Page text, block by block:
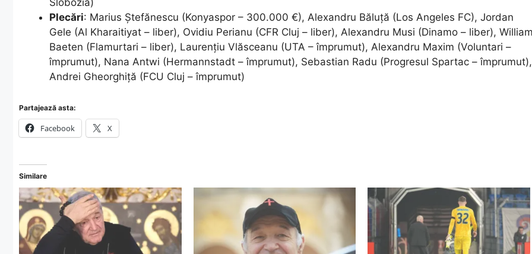
Slobozia)
Plecări: Marius Ștefănescu (Konyaspor – 300.000 €), Alexandru Băluță (Los Angeles FC), Jordan
Gele (Al Kharaitiyat – liber), Ovidiu Perianu (CFR Cluj – liber), Alexandru Musi (Dinamo – liber), William
Baeten (Flamurtari – liber), Laurențiu Vlăsceanu (UTA – împrumut), Alexandru Maxim (Voluntari –
împrumut), Nana Antwi (Hermannstadt – împrumut), Sebastian Radu (Progresul Spartac – împrumut),
Andrei Gheorghiță (FCU Cluj – împrumut)
Partajează asta:
Facebook X
Similare